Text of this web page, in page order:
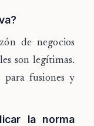
de negocios
son legítimas.
fusiones y
la norma